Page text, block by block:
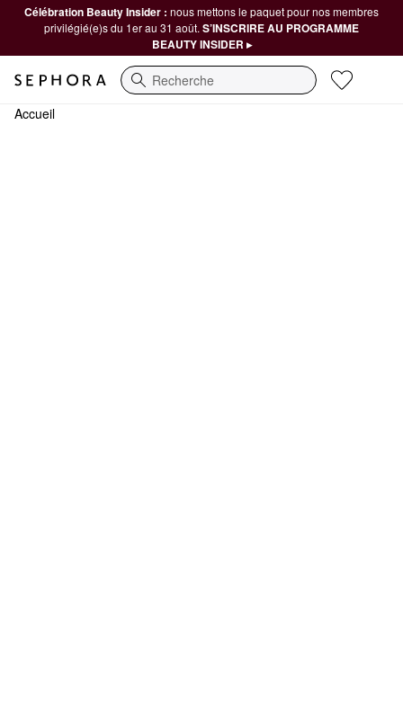
Célébration Beauty Insider : nous mettons le paquet pour nos membres
privilégié(e)s du 1er au 31 août. S’INSCRIRE AU PROGRAMME
BEAUTY INSIDER ▸
Recherche
Accueil